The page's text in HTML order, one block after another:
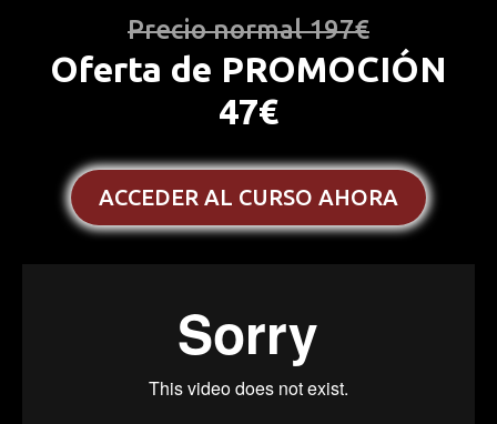
Precio normal 197€
Oferta de PROMOCIÓN
47€
ACCEDER AL CURSO AHORA